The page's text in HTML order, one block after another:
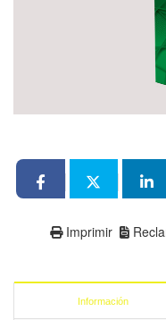
Imprimir
Información